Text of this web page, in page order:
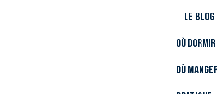
Le Blog
Où
Où